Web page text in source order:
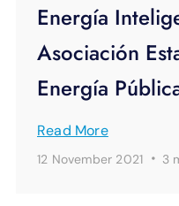
Energía
Asociación
Energía
Read More
12 November 2021 · 3